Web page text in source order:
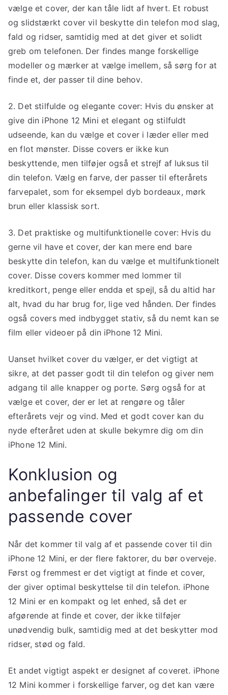
vælge et cover, der kan tåle lidt af hvert. Et robust
og slidstærkt cover vil beskytte din telefon mod slag,
fald og ridser, samtidig med at det giver et solidt
greb om telefonen. Der findes mange forskellige
modeller og mærker at vælge imellem, så sørg for at
finde et, der passer til dine behov.
2. Det stilfulde og elegante cover: Hvis du ønsker at
give din iPhone 12 Mini et elegant og stilfuldt
udseende, kan du vælge et cover i læder eller med
en flot mønster. Disse covers er ikke kun
beskyttende, men tilføjer også et strejf af luksus til
din telefon. Vælg en farve, der passer til efterårets
farvepalet, som for eksempel dyb bordeaux, mørk
brun eller klassisk sort.
3. Det praktiske og multifunktionelle cover: Hvis du
gerne vil have et cover, der kan mere end bare
beskytte din telefon, kan du vælge et multifunktionelt
cover. Disse covers kommer med lommer til
kreditkort, penge eller endda et spejl, så du altid har
alt, hvad du har brug for, lige ved hånden. Der findes
også covers med indbygget stativ, så du nemt kan se
film eller videoer på din iPhone 12 Mini.
Uanset hvilket cover du vælger, er det vigtigt at
sikre, at det passer godt til din telefon og giver nem
adgang til alle knapper og porte. Sørg også for at
vælge et cover, der er let at rengøre og tåler
efterårets vejr og vind. Med et godt cover kan du
nyde efteråret uden at skulle bekymre dig om din
iPhone 12 Mini.
Konklusion og
anbefalinger til valg af et
passende cover
Når det kommer til valg af et passende cover til din
iPhone 12 Mini, er der flere faktorer, du bør overveje.
Først og fremmest er det vigtigt at finde et cover,
der giver optimal beskyttelse til din telefon. iPhone
12 Mini er en kompakt og let enhed, så det er
afgørende at finde et cover, der ikke tilføjer
unødvendig bulk, samtidig med at det beskytter mod
ridser, stød og fald.
Et andet vigtigt aspekt er designet af coveret. iPhone
12 Mini kommer i forskellige farver, og det kan være